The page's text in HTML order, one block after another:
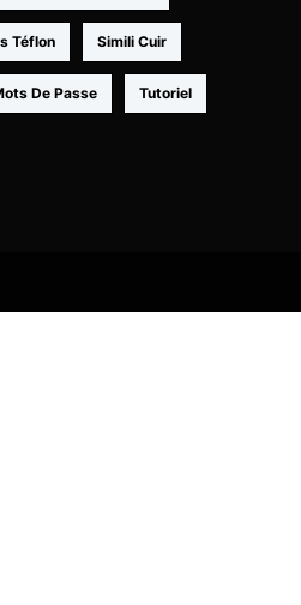
Téflon Simili Cuir
De Passe Tutoriel